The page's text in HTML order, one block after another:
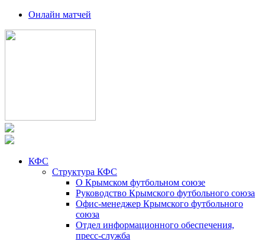
Онлайн матчей
КФС
Структура КФС
О Крымском футбольном союзе
Руководство Крымского футбольного союза
Офис-менеджер Крымского футбольного
союза
Отдел информационного обеспечения,
пресс-служба